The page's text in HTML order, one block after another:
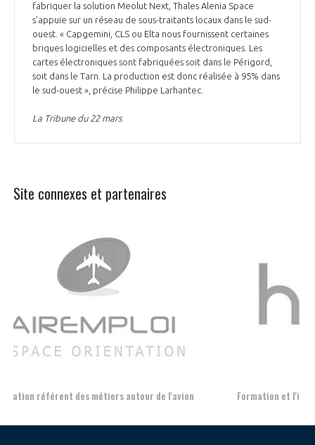
fabriquer la solution Meolut Next, Thales Alenia Space
s'appuie sur un réseau de sous-traitants locaux dans le sud-
ouest. « Capgemini, CLS ou Elta nous fournissent certaines
briques logicielles et des composants électroniques. Les
cartes électroniques sont fabriquées soit dans le Périgord,
soit dans le Tarn. La production est donc réalisée à 95% dans
le sud-ouest », précise Philippe Larhantec.
La Tribune du 22 mars
Site connexes et partenaires
Formation et l'insertion de personnes en situation de handicap